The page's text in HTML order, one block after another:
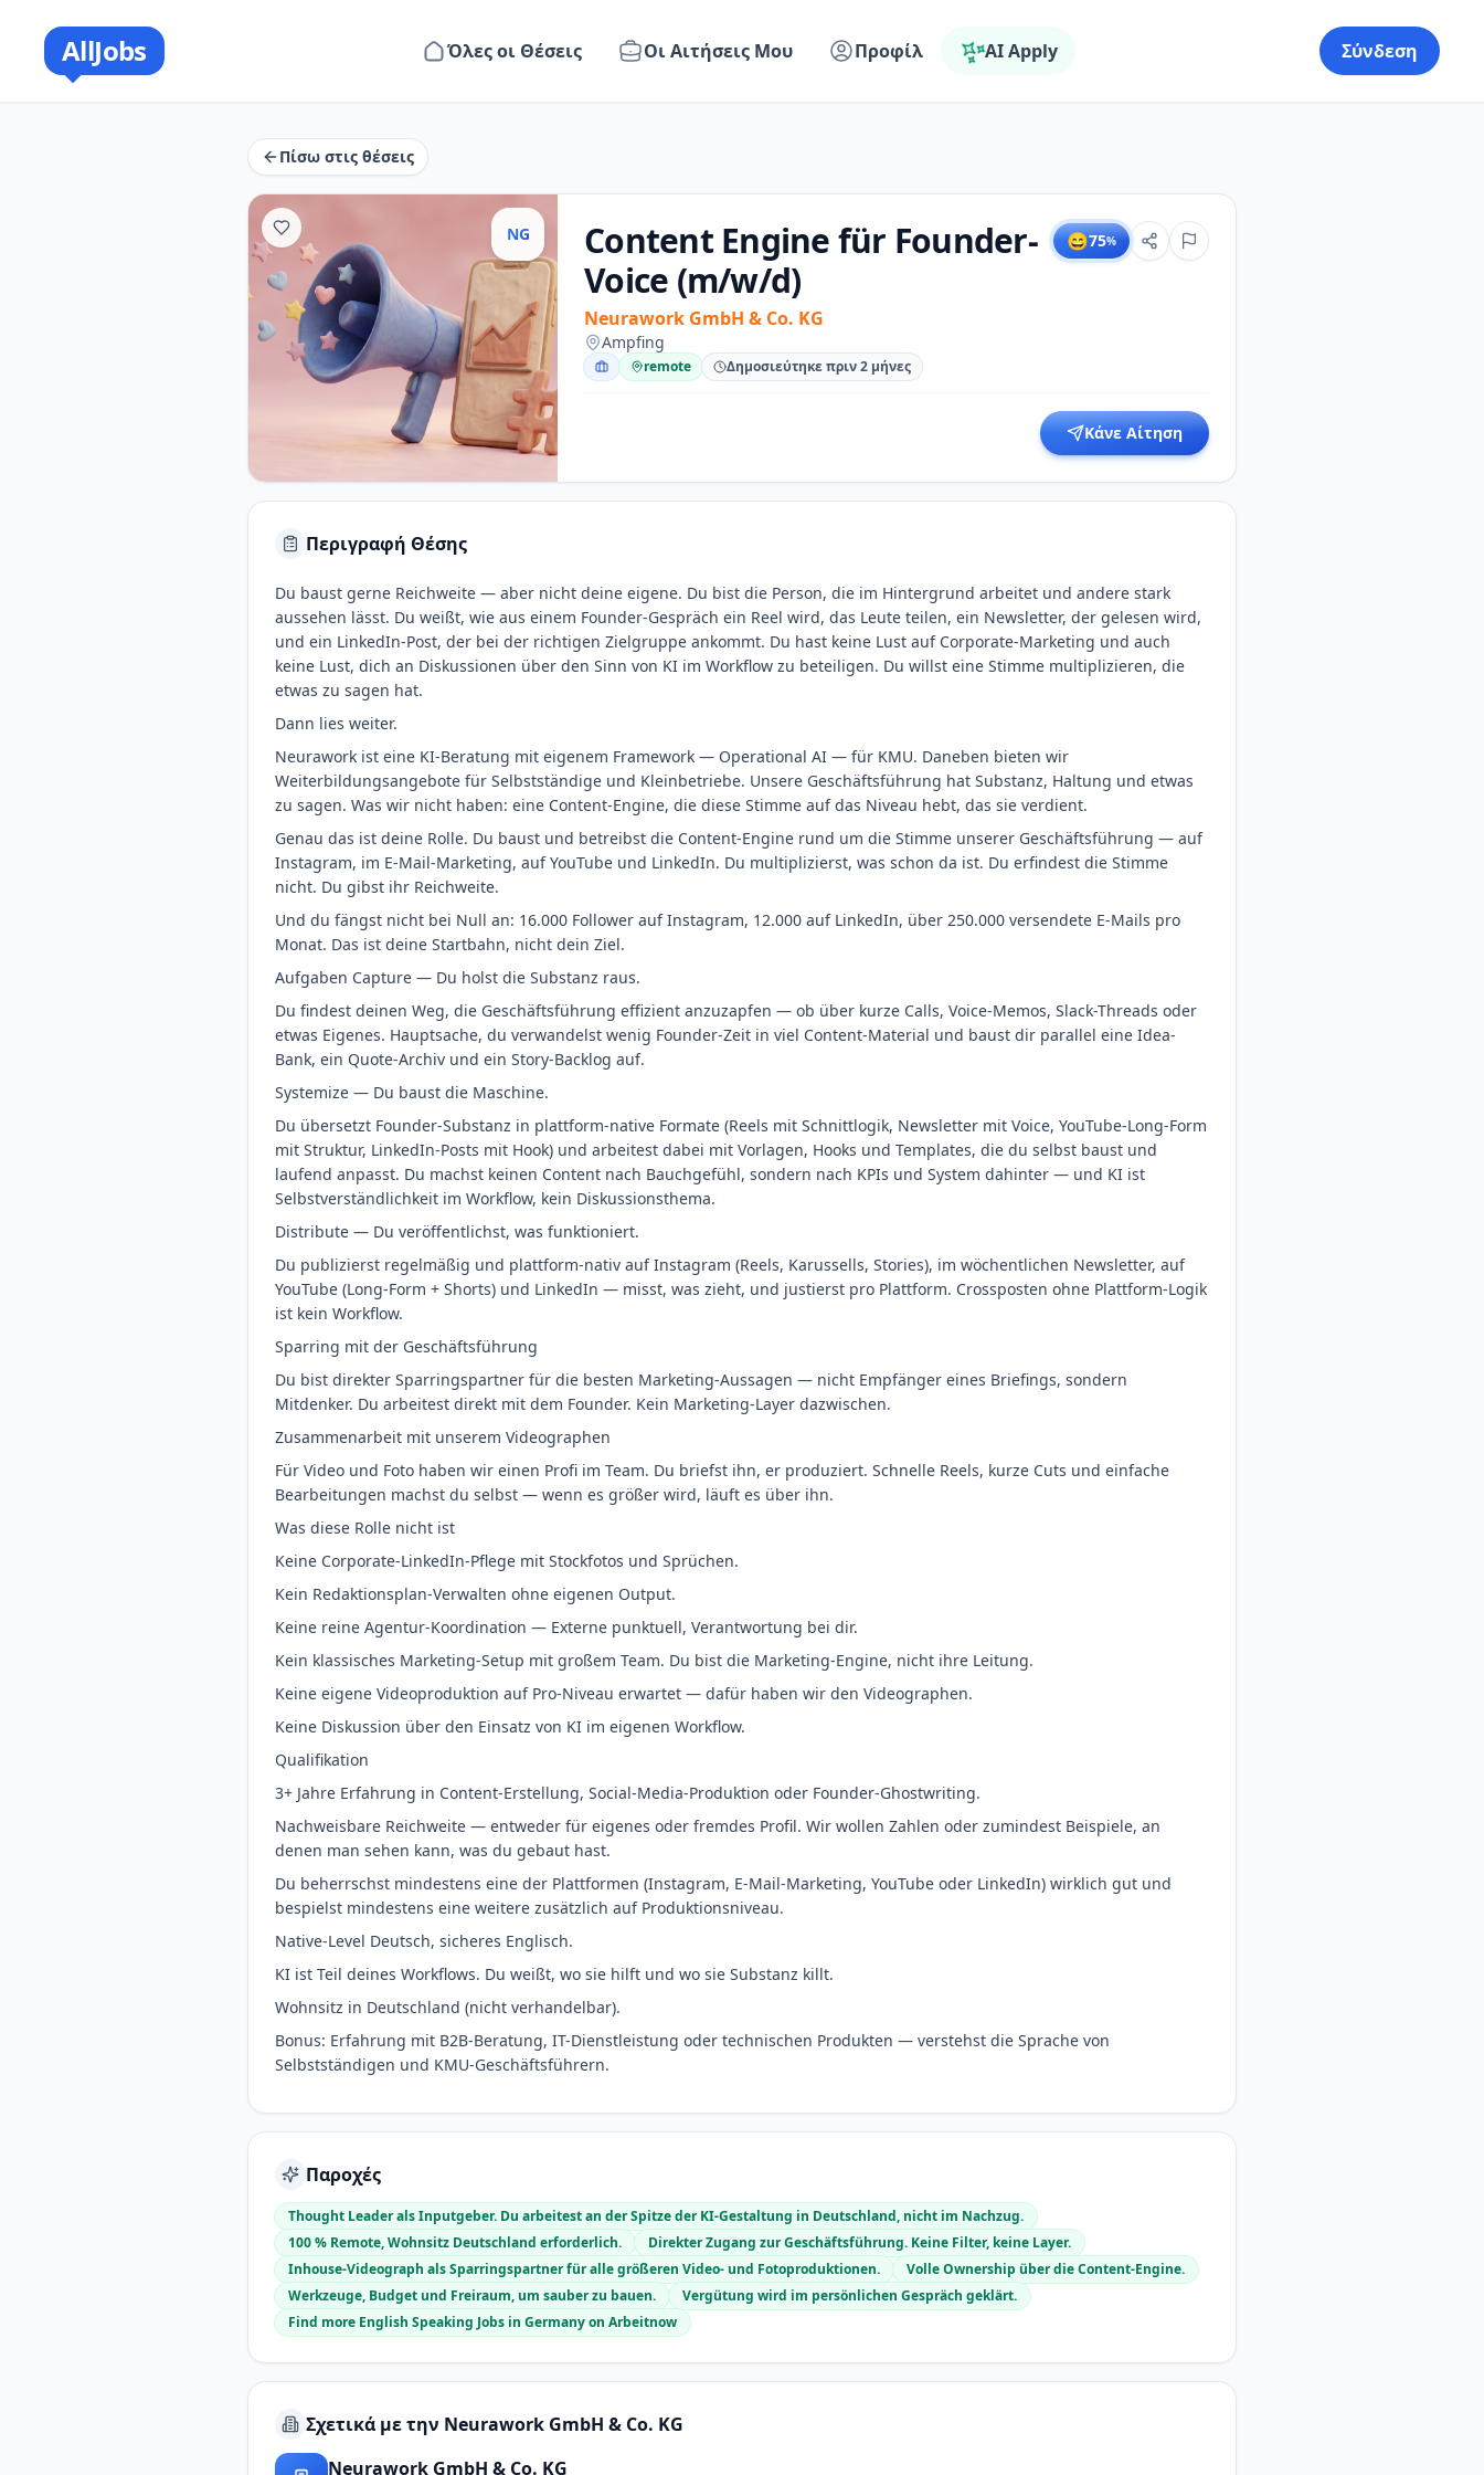
AllJobs Όλες οι Θέσεις Οι Αιτήσεις Μου Προφίλ AI Apply Σύνδεση
Πίσω στις θέσεις
NG
Content Engine für Founder-
Voice (m/w/d)
Neurawork GmbH & Co. KG
😄75%
Ampfing
remote Δημοσιεύτηκε πριν 2 μήνες
Κάνε Αίτηση
Περιγραφή Θέσης
Du baust gerne Reichweite — aber nicht deine eigene. Du bist die Person, die im Hintergrund arbeitet und andere stark
aussehen lässt. Du weißt, wie aus einem Founder-Gespräch ein Reel wird, das Leute teilen, ein Newsletter, der gelesen wird,
und ein LinkedIn-Post, der bei der richtigen Zielgruppe ankommt. Du hast keine Lust auf Corporate-Marketing und auch
keine Lust, dich an Diskussionen über den Sinn von KI im Workflow zu beteiligen. Du willst eine Stimme multiplizieren, die
etwas zu sagen hat.
Dann lies weiter.
Neurawork ist eine KI-Beratung mit eigenem Framework — Operational AI — für KMU. Daneben bieten wir
Weiterbildungsangebote für Selbstständige und Kleinbetriebe. Unsere Geschäftsführung hat Substanz, Haltung und etwas
zu sagen. Was wir nicht haben: eine Content-Engine, die diese Stimme auf das Niveau hebt, das sie verdient.
Genau das ist deine Rolle. Du baust und betreibst die Content-Engine rund um die Stimme unserer Geschäftsführung — auf
Instagram, im E-Mail-Marketing, auf YouTube und LinkedIn. Du multiplizierst, was schon da ist. Du erfindest die Stimme
nicht. Du gibst ihr Reichweite.
Und du fängst nicht bei Null an: 16.000 Follower auf Instagram, 12.000 auf LinkedIn, über 250.000 versendete E-Mails pro
Monat. Das ist deine Startbahn, nicht dein Ziel.
Aufgaben Capture — Du holst die Substanz raus.
Du findest deinen Weg, die Geschäftsführung effizient anzuzapfen — ob über kurze Calls, Voice-Memos, Slack-Threads oder
etwas Eigenes. Hauptsache, du verwandelst wenig Founder-Zeit in viel Content-Material und baust dir parallel eine Idea-
Bank, ein Quote-Archiv und ein Story-Backlog auf.
Systemize — Du baust die Maschine.
Du übersetzt Founder-Substanz in plattform-native Formate (Reels mit Schnittlogik, Newsletter mit Voice, YouTube-Long-Form
mit Struktur, LinkedIn-Posts mit Hook) und arbeitest dabei mit Vorlagen, Hooks und Templates, die du selbst baust und
laufend anpasst. Du machst keinen Content nach Bauchgefühl, sondern nach KPIs und System dahinter — und KI ist
Selbstverständlichkeit im Workflow, kein Diskussionsthema.
Distribute — Du veröffentlichst, was funktioniert.
Du publizierst regelmäßig und plattform-nativ auf Instagram (Reels, Karussells, Stories), im wöchentlichen Newsletter, auf
YouTube (Long-Form + Shorts) und LinkedIn — misst, was zieht, und justierst pro Plattform. Crossposten ohne Plattform-Logik
ist kein Workflow.
Sparring mit der Geschäftsführung
Du bist direkter Sparringspartner für die besten Marketing-Aussagen — nicht Empfänger eines Briefings, sondern
Mitdenker. Du arbeitest direkt mit dem Founder. Kein Marketing-Layer dazwischen.
Zusammenarbeit mit unserem Videographen
Für Video und Foto haben wir einen Profi im Team. Du briefst ihn, er produziert. Schnelle Reels, kurze Cuts und einfache
Bearbeitungen machst du selbst — wenn es größer wird, läuft es über ihn.
Was diese Rolle nicht ist
Keine Corporate-LinkedIn-Pflege mit Stockfotos und Sprüchen.
Kein Redaktionsplan-Verwalten ohne eigenen Output.
Keine reine Agentur-Koordination — Externe punktuell, Verantwortung bei dir.
Kein klassisches Marketing-Setup mit großem Team. Du bist die Marketing-Engine, nicht ihre Leitung.
Keine eigene Videoproduktion auf Pro-Niveau erwartet — dafür haben wir den Videographen.
Keine Diskussion über den Einsatz von KI im eigenen Workflow.
Qualifikation
3+ Jahre Erfahrung in Content-Erstellung, Social-Media-Produktion oder Founder-Ghostwriting.
Nachweisbare Reichweite — entweder für eigenes oder fremdes Profil. Wir wollen Zahlen oder zumindest Beispiele, an
denen man sehen kann, was du gebaut hast.
Du beherrschst mindestens eine der Plattformen (Instagram, E-Mail-Marketing, YouTube oder LinkedIn) wirklich gut und
bespielst mindestens eine weitere zusätzlich auf Produktionsniveau.
Native-Level Deutsch, sicheres Englisch.
KI ist Teil deines Workflows. Du weißt, wo sie hilft und wo sie Substanz killt.
Wohnsitz in Deutschland (nicht verhandelbar).
Bonus: Erfahrung mit B2B-Beratung, IT-Dienstleistung oder technischen Produkten — verstehst die Sprache von
Selbstständigen und KMU-Geschäftsführern.
Παροχές
Thought Leader als Inputgeber. Du arbeitest an der Spitze der KI-Gestaltung in Deutschland, nicht im Nachzug.
100 % Remote, Wohnsitz Deutschland erforderlich.
Direkter Zugang zur Geschäftsführung. Keine Filter, keine Layer.
Inhouse-Videograph als Sparringspartner für alle größeren Video- und Fotoproduktionen.
Volle Ownership über die Content-Engine.
Werkzeuge, Budget und Freiraum, um sauber zu bauen.
Vergütung wird im persönlichen Gespräch geklärt.
Find more English Speaking Jobs in Germany on Arbeitnow
Σχετικά με την Neurawork GmbH & Co. KG
Neurawork GmbH & Co. KG